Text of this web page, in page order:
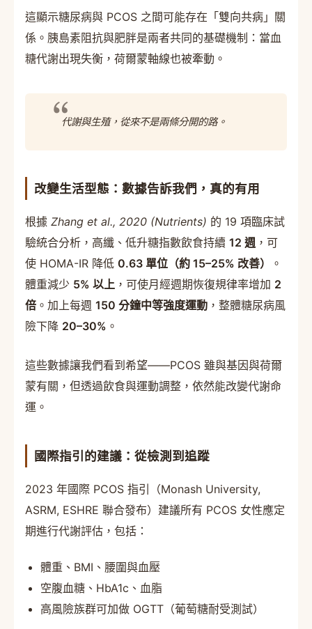
這顯示糖尿病與 PCOS 之間可能存在「雙向共病」關
係。胰島素阻抗與肥胖是兩者共同的基礎機制：當血
糖代謝出現失衡，荷爾蒙軸線也被牽動。
代謝與生殖，從來不是兩條分開的路。
改變生活型態：數據告訴我們，真的有用
根據 Zhang et al., 2020 (Nutrients) 的 19 項臨床試
驗統合分析，高纖、低升糖指數飲食持續 12 週 ，可
使 HOMA-IR 降低 0.63 單位（約 15–25% 改善）
。
體重減少 5% 以上 ，可使月經週期恢復規律率增加 2
倍 。加上每週 150 分鐘中等強度運動 ，整體糖尿病風
險下降 20–30% 。
這些數據讓我們看到希望——PCOS 雖與基因與荷爾
蒙有關，但透過飲食與運動調整，依然能改變代謝命
運。
國際指引的建議：從檢測到追蹤
2023 年國際 PCOS 指引（Monash University,
ASRM, ESHRE 聯合發布）建議所有 PCOS 女性應定
期進行代謝評估，包括：
體重、BMI、腰圍與血壓
空腹血糖、HbA1c、血脂
高風險族群可加做 OGTT（葡萄糖耐受測試）